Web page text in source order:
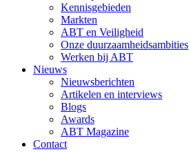
Kennisgebieden
Markten
ABT en Veiligheid
Onze duurzaamheidsambities
Werken bij ABT
Nieuws
Nieuwsberichten
Artikelen en interviews
Blogs
Awards
ABT Magazine
Contact